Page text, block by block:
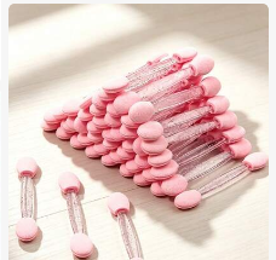
크업, 저렴한, 방 장식, 화장대, 여행,
침실, 메이크업 액세서리, 퍼프, 메이
크업 블렌더, 파우더 퍼프, 메이크업
스펀지, 저렴한, 스타킹 스터퍼, 메이
크업, 메이크업 도구, 저렴한 물건, 선
물, 여성용 선물, 크리스마스 선물, 경
품, 여행, 저렴한 물건, 여행 필수품